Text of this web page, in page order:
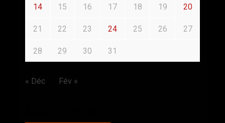
14 15 16 17 18 19 20
21 22 23 24 25 26 27
28 29 30 31
« Déc Fév »